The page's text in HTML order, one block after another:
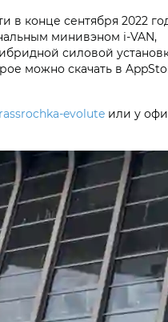
в конце сентября 2022
минивэном i‑VAN,
силовой
можно скачать в
evolute или у